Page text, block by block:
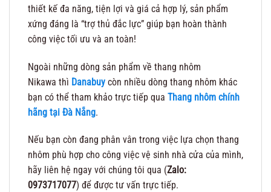
thiết kế đa năng, tiện lợi và giá cả hợp lý, sản phẩm
xứng đáng là “trợ thủ đắc lực” giúp bạn hoàn thành
công việc tối ưu và an toàn!
Ngoài những dòng sản phẩm về thang nhôm
Nikawa thì Danabuy còn nhiều dòng thang nhôm khác
bạn có thể tham khảo trực tiếp qua Thang nhôm chính
hãng tại Đà Nẵng.
Nếu bạn còn đang phân vân trong việc lựa chọn thang
nhôm phù hợp cho công việc vệ sinh nhà cửa của mình,
hãy liên hệ ngay với chúng tôi qua (Zalo:
0973717077) để được tư vấn trực tiếp.